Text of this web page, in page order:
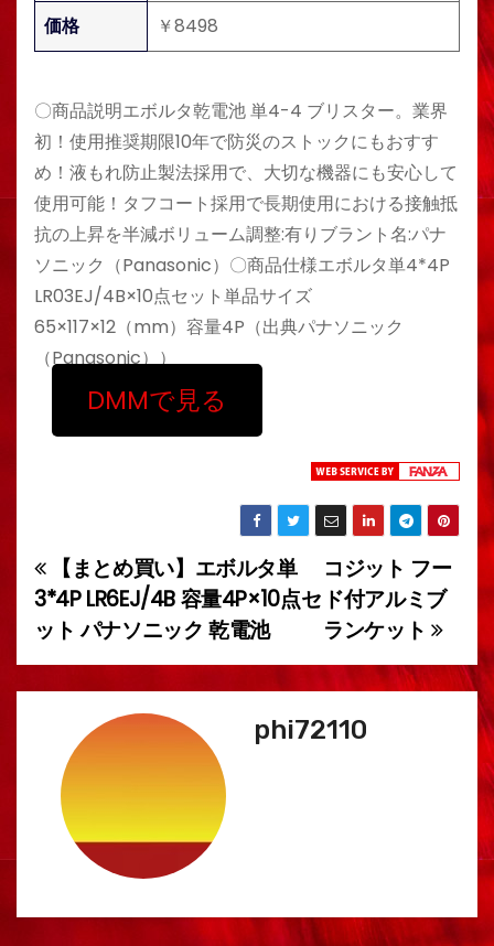
価格
￥8498
〇商品説明エボルタ乾電池 単4-4 ブリスター。業界
初！使用推奨期限10年で防災のストックにもおすす
め！液もれ防止製法採用で、大切な機器にも安心して
使用可能！タフコート採用で長期使用における接触抵
抗の上昇を半減ボリューム調整:有りブラント名:パナ
ソニック（Panasonic）〇商品仕様エボルタ単4*4P
LR03EJ/4B×10点セット単品サイズ
65×117×12（mm）容量4P（出典パナソニック
（Panasonic））
DMMで見る
投
稿
ナ
ゲ
ー
コジット フー
ド付アルミブ
ランケット
【まとめ買い】エボルタ単
3*4P LR6EJ/4B 容量4P×10点セ
ット パナソニック 乾電池
phi72110